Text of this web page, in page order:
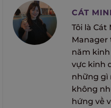
CÁT
Tôi là
Manager
năm
vực kinh
những gì
không
hứng về